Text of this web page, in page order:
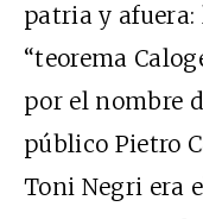
patria y
“teorema
por el nombre
público Pietro
Toni Negri era